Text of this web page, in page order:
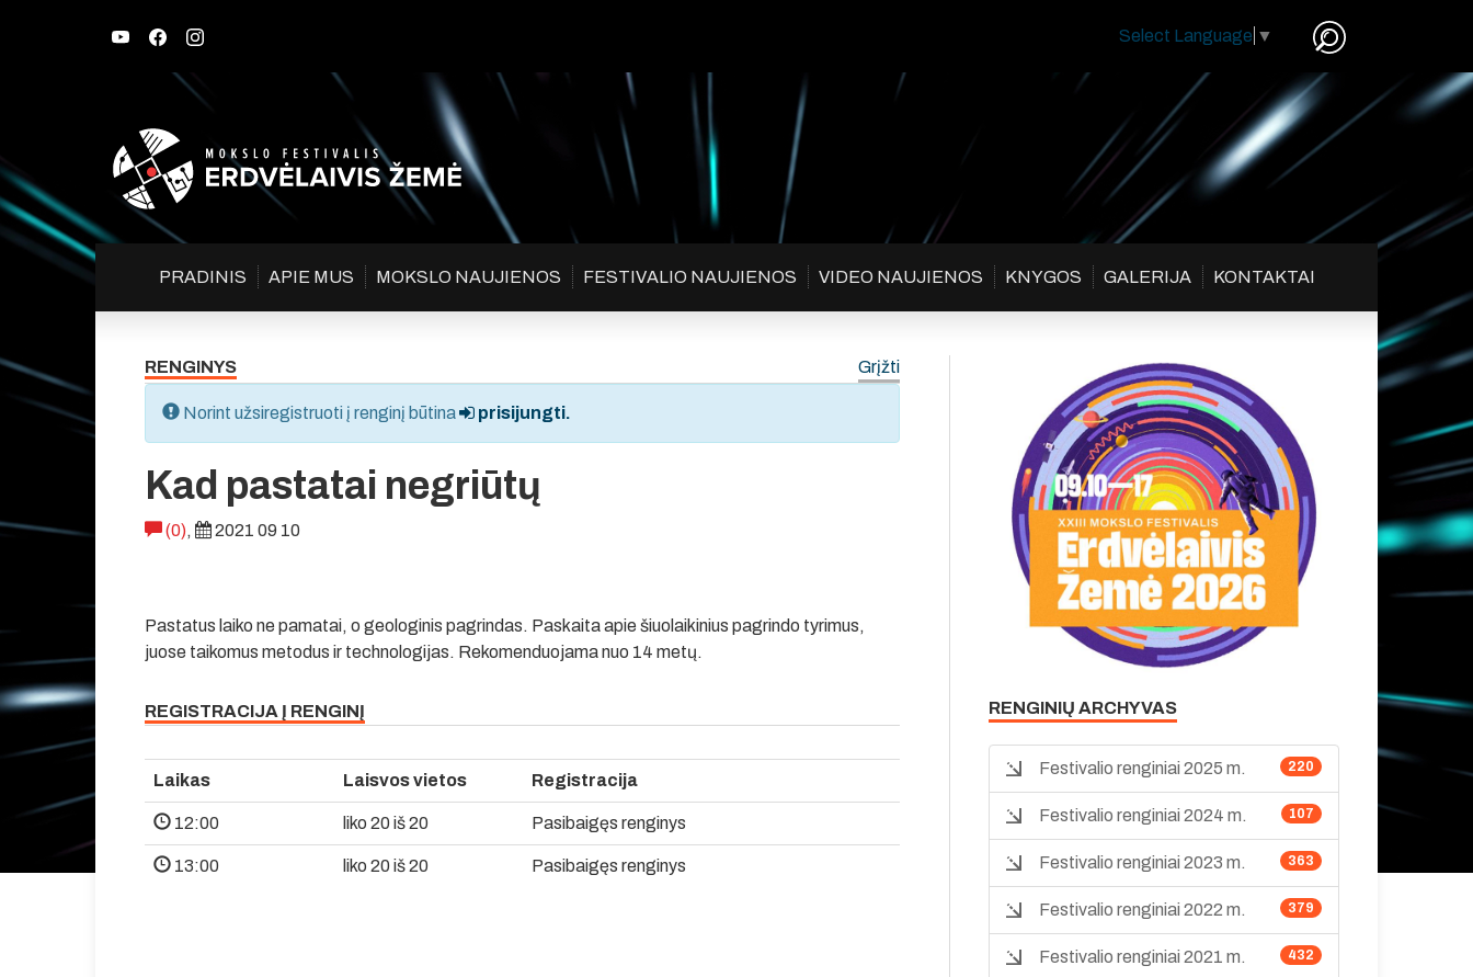
Select Language ▼
PRADINIS APIE MUS MOKSLO NAUJIENOS FESTIVALIO NAUJIENOS VIDEO NAUJIENOS KNYGOS GALERIJA KONTAKTAI
RENGINYS Grįžti
Norint užsiregistruoti į renginį būtina prisijungti.
Kad pastatai negriūtų
(0), 2021 09 10
Pastatus laiko ne pamatai, o geologinis pagrindas. Paskaita apie šiuolaikinius pagrindo tyrimus,
juose taikomus metodus ir technologijas. Rekomenduojama nuo 14 metų.
REGISTRACIJA Į RENGINĮ
Laikas Laisvos vietos Registracija
12:00 liko 20 iš 20 Pasibaigęs renginys
13:00 liko 20 iš 20 Pasibaigęs renginys
RENGINIŲ ARCHYVAS
220
Festivalio renginiai 2025 m.
107
Festivalio renginiai 2024 m.
363
Festivalio renginiai 2023 m.
379
Festivalio renginiai 2022 m.
432
Festivalio renginiai 2021 m.